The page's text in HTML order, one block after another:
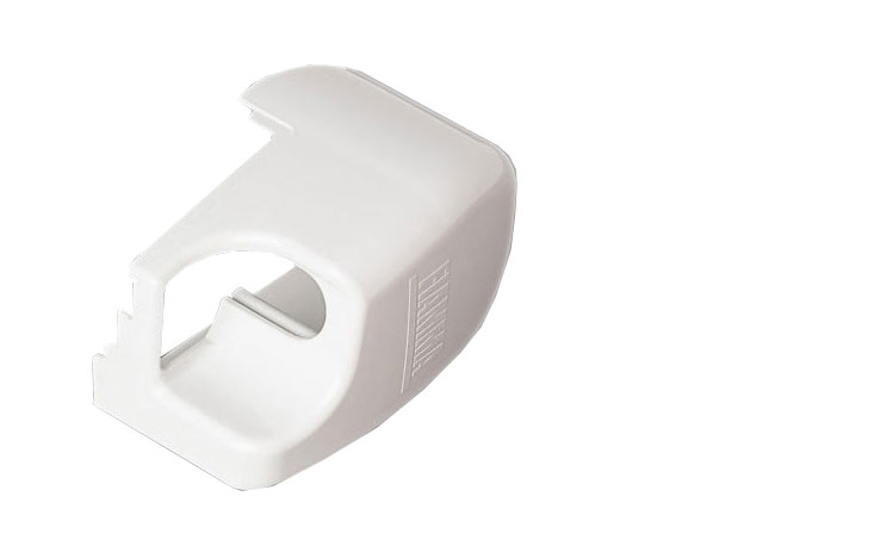
Câbles électriques
Fusibles et cosses
Prises extérieures caravane
EQUIPEMENT INTERIEUR
EQUIPEMENT CABINE & CELLULE
Embases pivotantes
Equipement pour la cabine
Stores de cabine REMIfront
Volets isolants extérieurs
Volets isolants intérieurs
Volets isolants SOPLAIR Intermik
Pare-soleil VISIOPLAIR
SOLUTIONS de couchage
Pour la literie
Couchages lits tout fait
AMÉNAGEMENTS & RANGEMENTS
Isolation thermique et phonique
Tableau de bord
Tapis de cabine
Housses de sièges